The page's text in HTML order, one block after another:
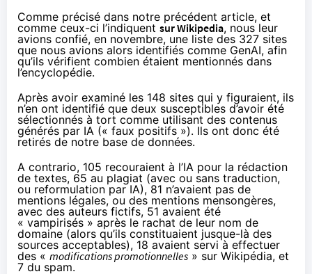
Comme précisé dans notre précédent article, et
comme ceux-ci l’indiquent sur Wikipedia, nous leur
avions confié, en novembre, une liste des 327 sites
que nous avions alors identifiés comme GenAI, afin
qu’ils vérifient combien étaient mentionnés dans
l’encyclopédie.
Après avoir examiné les 148 sites qui y figuraient, ils
n’en ont identifié que deux susceptibles d’avoir été
sélectionnés à tort comme utilisant des contenus
générés par IA (« faux positifs »). Ils ont donc été
retirés de notre base de données.
A contrario, 105 recouraient à l’IA pour la rédaction
de textes, 65 au plagiat (avec ou sans traduction,
ou reformulation par IA), 81 n’avaient pas de
mentions légales, ou des mentions mensongères,
avec des auteurs fictifs, 51 avaient été
« vampirisés » après le rachat de leur nom de
domaine (alors qu’ils constituaient jusque-là des
sources acceptables), 18 avaient servi à effectuer
des « modifications promotionnelles » sur Wikipédia, et
7 du spam.